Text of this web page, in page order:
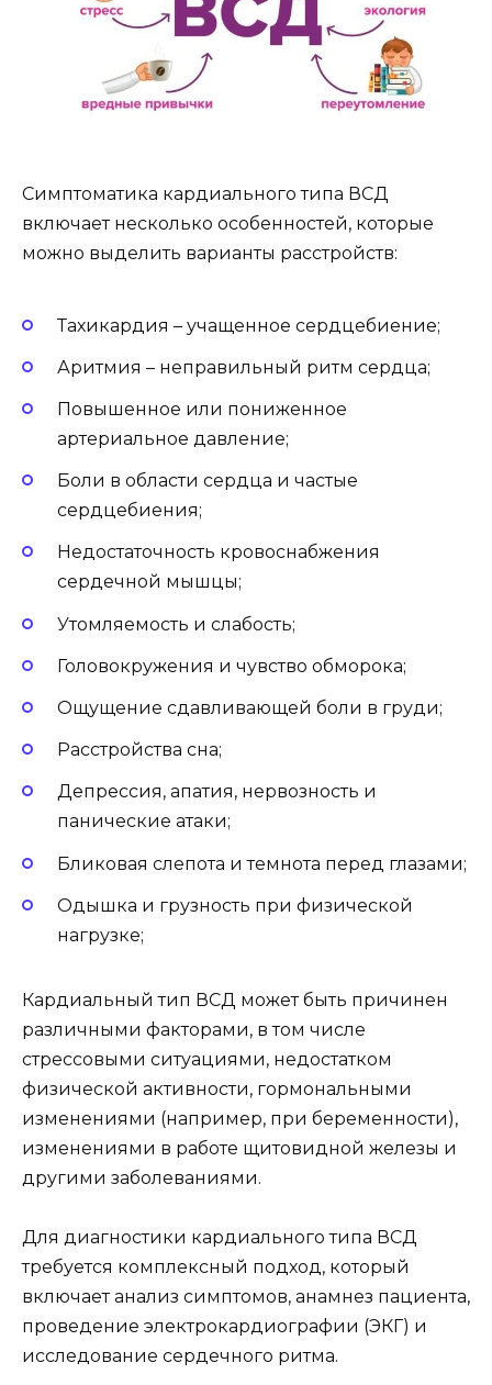
Симптоматика кардиального типа ВСД
включает несколько особенностей, которые
можно выделить варианты расстройств:
Тахикардия – учащенное сердцебиение;
Аритмия – неправильный ритм сердца;
Повышенное или пониженное
артериальное давление;
Боли в области сердца и частые
сердцебиения;
Недостаточность кровоснабжения
сердечной мышцы;
Утомляемость и слабость;
Головокружения и чувство обморока;
Ощущение сдавливающей боли в груди;
Расстройства сна;
Депрессия, апатия, нервозность и
панические атаки;
Бликовая слепота и темнота перед глазами;
Одышка и грузность при физической
нагрузке;
Кардиальный тип ВСД может быть причинен
различными факторами, в том числе
стрессовыми ситуациями, недостатком
физической активности, гормональными
изменениями (например, при беременности),
изменениями в работе щитовидной железы и
другими заболеваниями.
Для диагностики кардиального типа ВСД
требуется комплексный подход, который
включает анализ симптомов, анамнез пациента,
проведение электрокардиографии (ЭКГ) и
исследование сердечного ритма.